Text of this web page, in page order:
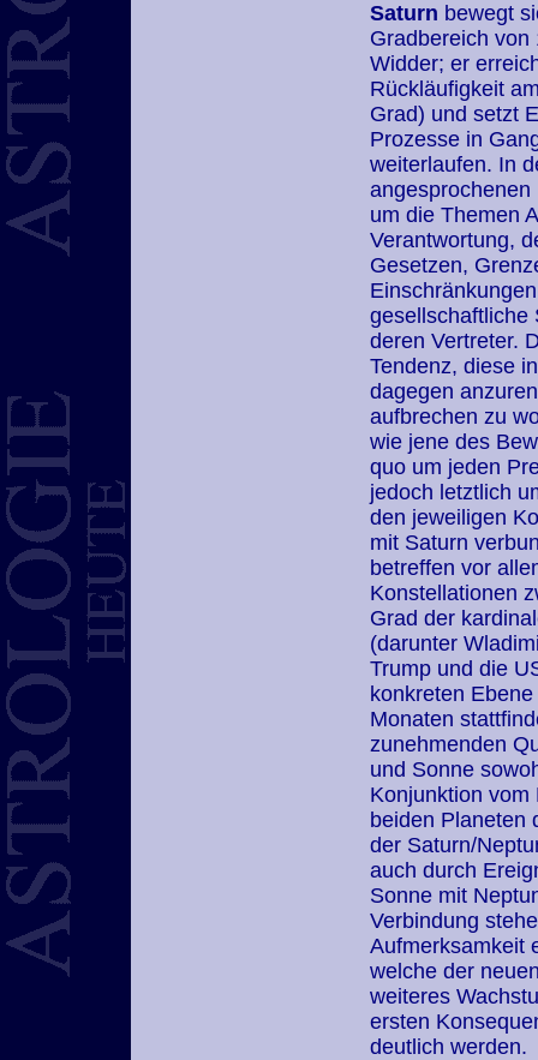
Saturn bewegt
Gradbereich von
Widder; er
Rückläufigkeit
Grad) und setzt
Prozesse in
weiterlaufen. In
um die Themen
Verantwortung,
Gesetzen,
gesellschaftliche
deren Vertreter.
Tendenz, diese
dagegen
aufbrechen zu
wie jene des
quo um jeden
jedoch letztlich
den jeweiligen
mit Saturn
betreffen vor
Konstellationen
Grad der
(darunter
Trump und die
konkreten
Monaten
zunehmenden
und Sonne
Konjunktion
beiden Planeten
der Saturn/
auch durch
Sonne mit
Verbindung
Aufmerksamkeit
welche der
weiteres
ersten
deutlich werden.